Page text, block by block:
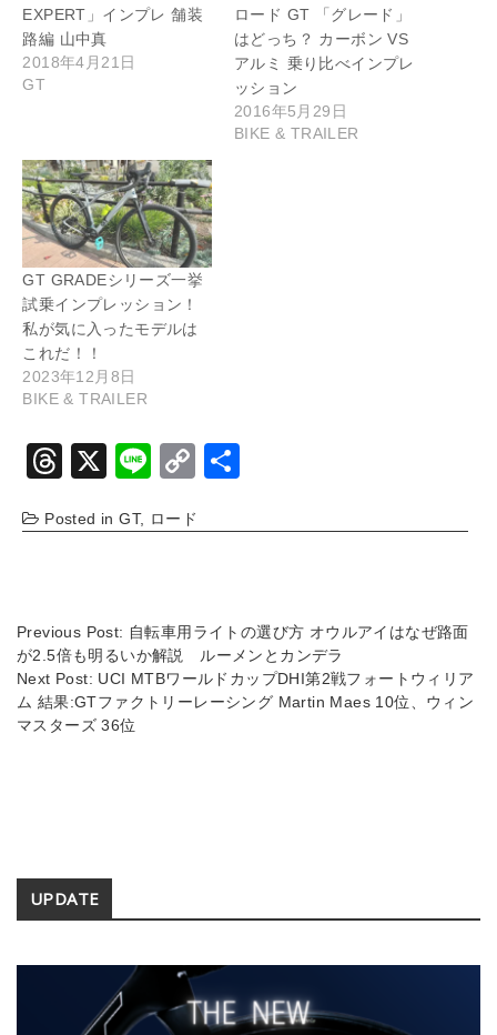
EXPERT」インプレ 舗装
路編 山中真
2018年4月21日
GT
ロード GT 「グレード」
はどっち？ カーボン VS
アルミ 乗り比べインプレ
ッション
2016年5月29日
BIKE & TRAILER
GT GRADEシリーズ一挙
試乗インプレッション！
私が気に入ったモデルは
これだ！！
2023年12月8日
BIKE & TRAILER
T
e
s
X
Li
e
C
p
n
k
Posted inGT, ロード
Previous Post: 自転車用ライトの選び方 オウルアイはなぜ路面
が2.5倍も明るいか解説 ルーメンとカンデラ
Next Post: UCI MTBワールドカップDHI第2戦フォートウィリア
ム 結果:GTファクトリーレーシング Martin Maes 10位、ウィン
マスターズ 36位
Secondary
UPDATE